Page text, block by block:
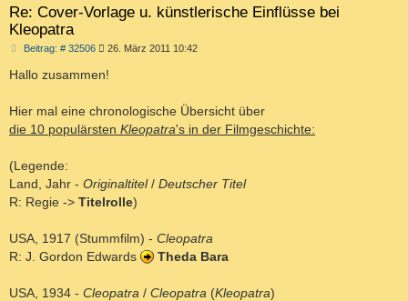
Re: Cover-Vorlage u. künstlerische Einflüsse bei
Kleopatra
Beitrag: # 32506B
i
t
a
g
26. März 2011 10:42
Hallo zusammen!
Hier mal eine chronologische Übersicht über
die 10 populärsten Kleopatra's in der Filmgeschichte:
(Legende:
Land, Jahr - Originaltitel/ Deutscher Titel
R: Regie -> Titelrolle)
USA, 1917 (Stummfilm) - Cleopatra
R: J. Gordon Edwards
Theda Bara
USA, 1934 - Cleopatra / Cleopatra (Kleopatra)